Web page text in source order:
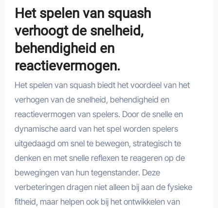
Het spelen van squash
verhoogt de snelheid,
behendigheid en
reactievermogen.
Het spelen van squash biedt het voordeel van het
verhogen van de snelheid, behendigheid en
reactievermogen van spelers. Door de snelle en
dynamische aard van het spel worden spelers
uitgedaagd om snel te bewegen, strategisch te
denken en met snelle reflexen te reageren op de
bewegingen van hun tegenstander. Deze
verbeteringen dragen niet alleen bij aan de fysieke
fitheid, maar helpen ook bij het ontwikkelen van